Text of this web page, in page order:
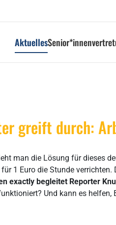
Aktuelles
greift durch:
man die Lösung für dieses
1 Euro die Stunde
exactly begleitet Reporter
Und kann es